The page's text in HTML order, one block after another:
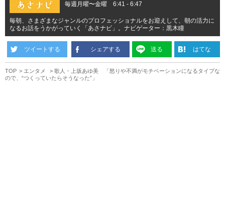
毎週月曜〜金曜 6:41 - 6:47
毎朝、さまざまなジャンルのプロフェッショナルをお迎えして、朝の活力に
なるお話をうかがっていく「あさナビ」。ナビゲーター：黒木瞳
ツイートする シェアする 送る はてな
TOP エンタメ
歌人・上坂あゆ美 「怒りや不満がモチベーションになるタイプな
ので、“つくっていたらそうなった”」